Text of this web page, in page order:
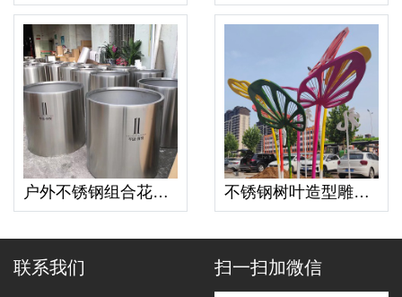
户外不锈钢组合花箱防锈花坛酒店商场广场售楼处合304花钵 花盆 不锈钢树叶造型雕塑枫叶景观艺术造型摆件
联系我们 扫一扫加微信